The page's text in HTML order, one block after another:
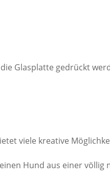
Glasplatte gedrückt
viele kreative
Hund aus einer völlig